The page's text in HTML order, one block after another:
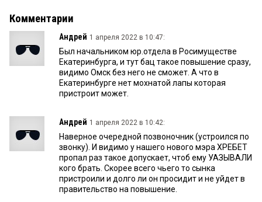
Комментарии
Андрей 1 апреля 2022 в 10:47:
Был начальником юр.отдела в Росимуществе
Екатеринбурга, и тут бац такое повышение сразу,
видимо Омск без него не сможет. А что в
Екатеринбурге нет мохнатой лапы которая
пристроит может.
Андрей 1 апреля 2022 в 10:42:
Наверное очередной позвоночник (устроился по
звонку). И видимо у нашего нового мэра ХРЕБЕТ
пропал раз такое допускает, чтоб ему УАЗЫВАЛИ
кого брать. Скорее всего чьего то сынка
пристроили и долго ли он просидит и не уйдет в
правительство на повышение.